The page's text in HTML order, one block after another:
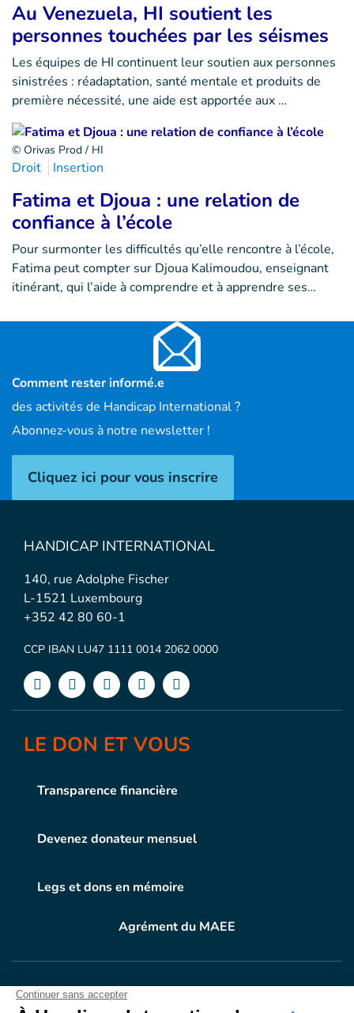
Au Venezuela, HI soutient les
personnes touchées par les séismes
Les équipes de HI continuent leur soutien aux personnes
sinistrées : réadaptation, santé mentale et produits de
première nécessité, une aide est apportée aux …
© Orivas Prod / HI
Droit Insertion
Fatima et Djoua : une relation de
confiance à l’école
Pour surmonter les difficultés qu’elle rencontre à l’école,
Fatima peut compter sur Djoua Kalimoudou, enseignant
itinérant, qui l’aide à comprendre et à apprendre ses…
Comment rester informé.e
des activités de Handicap International ?
Abonnez-vous à notre newsletter !
Cliquez ici pour vous inscrire
HANDICAP INTERNATIONAL
140, rue Adolphe Fischer
L-1521 Luxembourg
+352 42 80 60-1
CCP IBAN LU47 1111 0014 2062 0000
LE DON ET VOUS
Transparence financière
Devenez donateur mensuel
Legs et dons en mémoire
Agrément du MAEE
VOTRE DONEN ACTION